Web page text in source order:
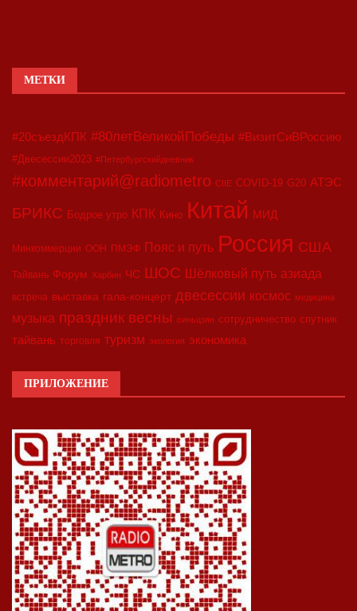
МЕТКИ
#20съездКПК #80летВеликойПобеды #ВизитСиВРоссию
#Двесессии2023 #Петербургскийдневник
#комментарий@radiometro CIIE COVID-19 G20 АТЭС
БРИКС Бодрое утро КПК Кино Китай МИД
Минкоммерции ООН ПМЭФ Пояс и путь Россия США
Тайвань Форум Харбин ЧС ШОС Шёлковый путь азиада
встреча выставка гала-концерт двесессии космос медицина
музыка праздник весны синьцзян сотрудничество спутник
тайвань торговля туризм экология экономика
ПРИЛОЖЕНИЕ